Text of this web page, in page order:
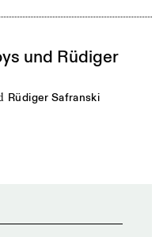
und Rüdiger
Rüdiger Safranski